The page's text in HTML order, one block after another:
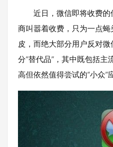
近日，微信即将收费
商叫嚣着收费，只为一点
皮，而绝大部分用户反对
分“替代品”，其中既包括
高但依然值得尝试的“小众”